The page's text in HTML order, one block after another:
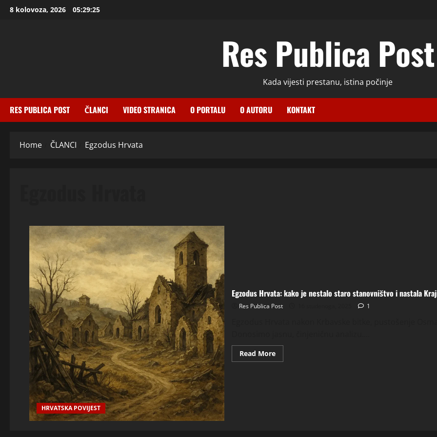
Skip8 kolovoza, 2026 05:29:26
Res Publica Post
Kada vijesti prestanu, istina počinje
RES PUBLICA POST ČLANCI VIDEO STRANICA O PORTALU O AUTORU KONTAKT
Home ČLANCI Egzodus Hrvata
HRVATSKA POVIJEST
Egzodus Hrvata: kako je nestalo staro stanovništvo i nastala
Res Publica Post 1
Read MoreRead
more